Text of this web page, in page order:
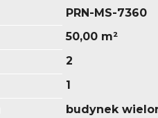
PRN-MS-7360
50,00 m²
2
1
budynek